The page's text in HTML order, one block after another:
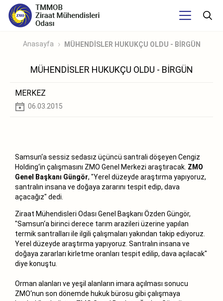
Anasayfa MÜHENDİSLER HUKUKÇU OLDU - BİRGÜN
MÜHENDİSLER HUKUKÇU OLDU - BİRGÜN
MERKEZ
06.03.2015
Samsun‘a sessiz sedasız üçüncü santrali döşeyen Cengiz
Holding‘in çalışmasını ZMO Genel Merkezi araştıracak. ZMO
Genel Başkanı Güngör, "Yerel düzeyde araştırma yapıyoruz,
santralın insana ve doğaya zararını tespit edip, dava
açacağız" dedi.
Ziraat Mühendisleri Odası Genel Başkanı Özden Güngör,
"Samsun‘a birinci derece tarım arazileri üzerine yapılan
termik santralları ile ilgili çalışmaları yakından takip ediyoruz.
Yerel düzeyde araştırma yapıyoruz. Santralın insana ve
doğaya zararları kirletme oranları tespit edilip, dava açılacak"
diye konuştu.
Orman alanları ve yeşil alanların imara açılması sonucu
ZMO‘nun son dönemde hukuk bürosu gibi çalışmaya